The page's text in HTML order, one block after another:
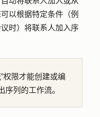
以根据特定条件（例
时）将联系人加入序
”权限才能创建或编
序列的工作流。